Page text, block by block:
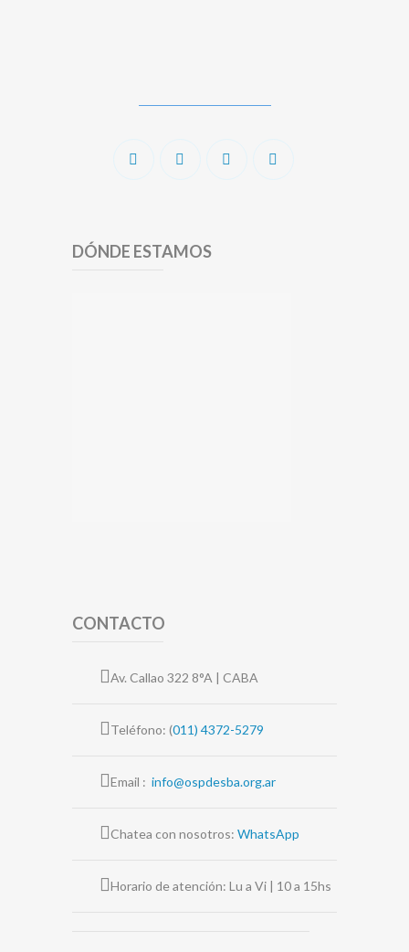
DÓNDE ESTAMOS
CONTACTO
Av. Callao 322 8°A | CABA
Teléfono: (011) 4372-5279
Email : info@ospdesba.org.ar
Chatea con nosotros: WhatsApp
Horario de atención: Lu a Vi | 10 a 15hs